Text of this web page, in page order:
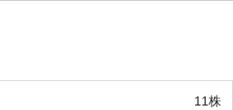
11株